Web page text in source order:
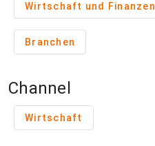
Wirtschaft und Finanzen
Branchen
Channel
Wirtschaft